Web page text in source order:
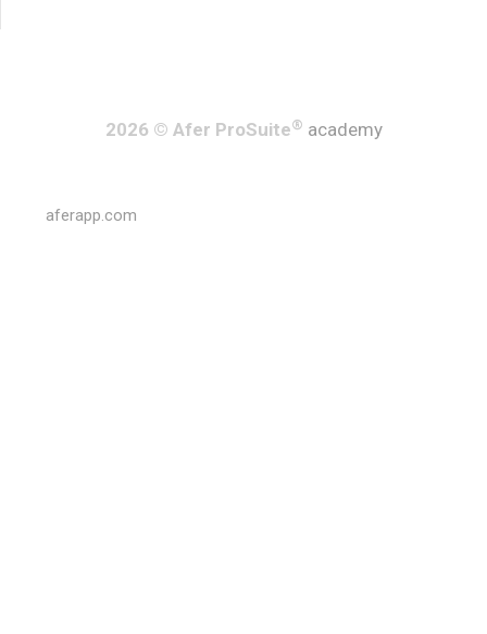
2026 © Afer ProSuite® academy
aferapp.com